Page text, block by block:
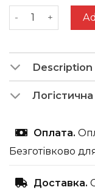
ASTOR ( a
Description
Оплата.
Безготівково
Доставка.